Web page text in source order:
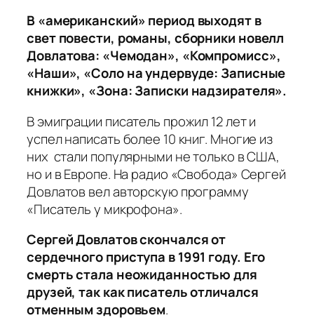
В «американский» период выходят в
свет повести, романы, сборники новелл
Довлатова: «Чемодан», «Компромисс»,
«Наши», «Соло на ундервуде: Записные
книжки», «Зона: Записки надзирателя».
В эмиграции писатель прожил 12 лет и
успел написать более 10 книг. Многие из
них стали популярными не только в США,
но и в Европе. На радио «Свобода» Сергей
Довлатов вел авторскую программу
«Писатель у микрофона».
Сергей Довлатов скончался от
сердечного приступа в 1991 году. Его
смерть стала неожиданностью для
друзей, так как писатель отличался
отменным здоровьем.